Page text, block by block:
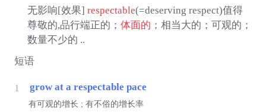
无影响[效果] respectable(=deserving respect)值得
尊敬的,品行端正的； 体面的 ；相当大的；可观的；
数量不少的 ..
短语
1 grow at a respectable pace
有可观的增长 ; 有不俗的增长率